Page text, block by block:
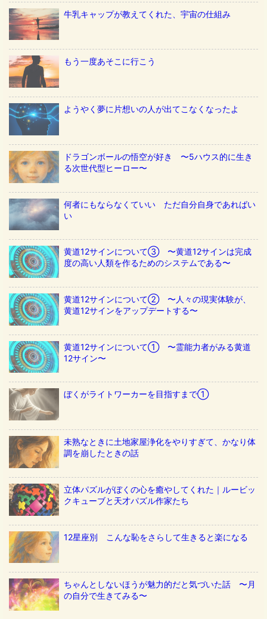
牛乳キャップが教えてくれた、宇宙の仕組み
もう一度あそこに行こう
ようやく夢に片想いの人が出てこなくなったよ
ドラゴンボールの悟空が好き 〜5ハウス的に生き
る次世代型ヒーロー〜
何者にもならなくていい ただ自分自身であればい
い
黄道12サインについて③ 〜黄道12サインは完成
度の高い人類を作るためのシステムである〜
黄道12サインについて② 〜人々の現実体験が、
黄道12サインをアップデートする〜
黄道12サインについて① 〜霊能力者がみる黄道
12サイン〜
ぼくがライトワーカーを目指すまで①
未熟なときに土地家屋浄化をやりすぎて、かなり体
調を崩したときの話
立体パズルがぼくの心を癒やしてくれた｜ルービッ
クキューブと天才パズル作家たち
12星座別 こんな恥をさらして生きると楽になる
ちゃんとしないほうが魅力的だと気づいた話 〜月
の自分で生きてみる〜